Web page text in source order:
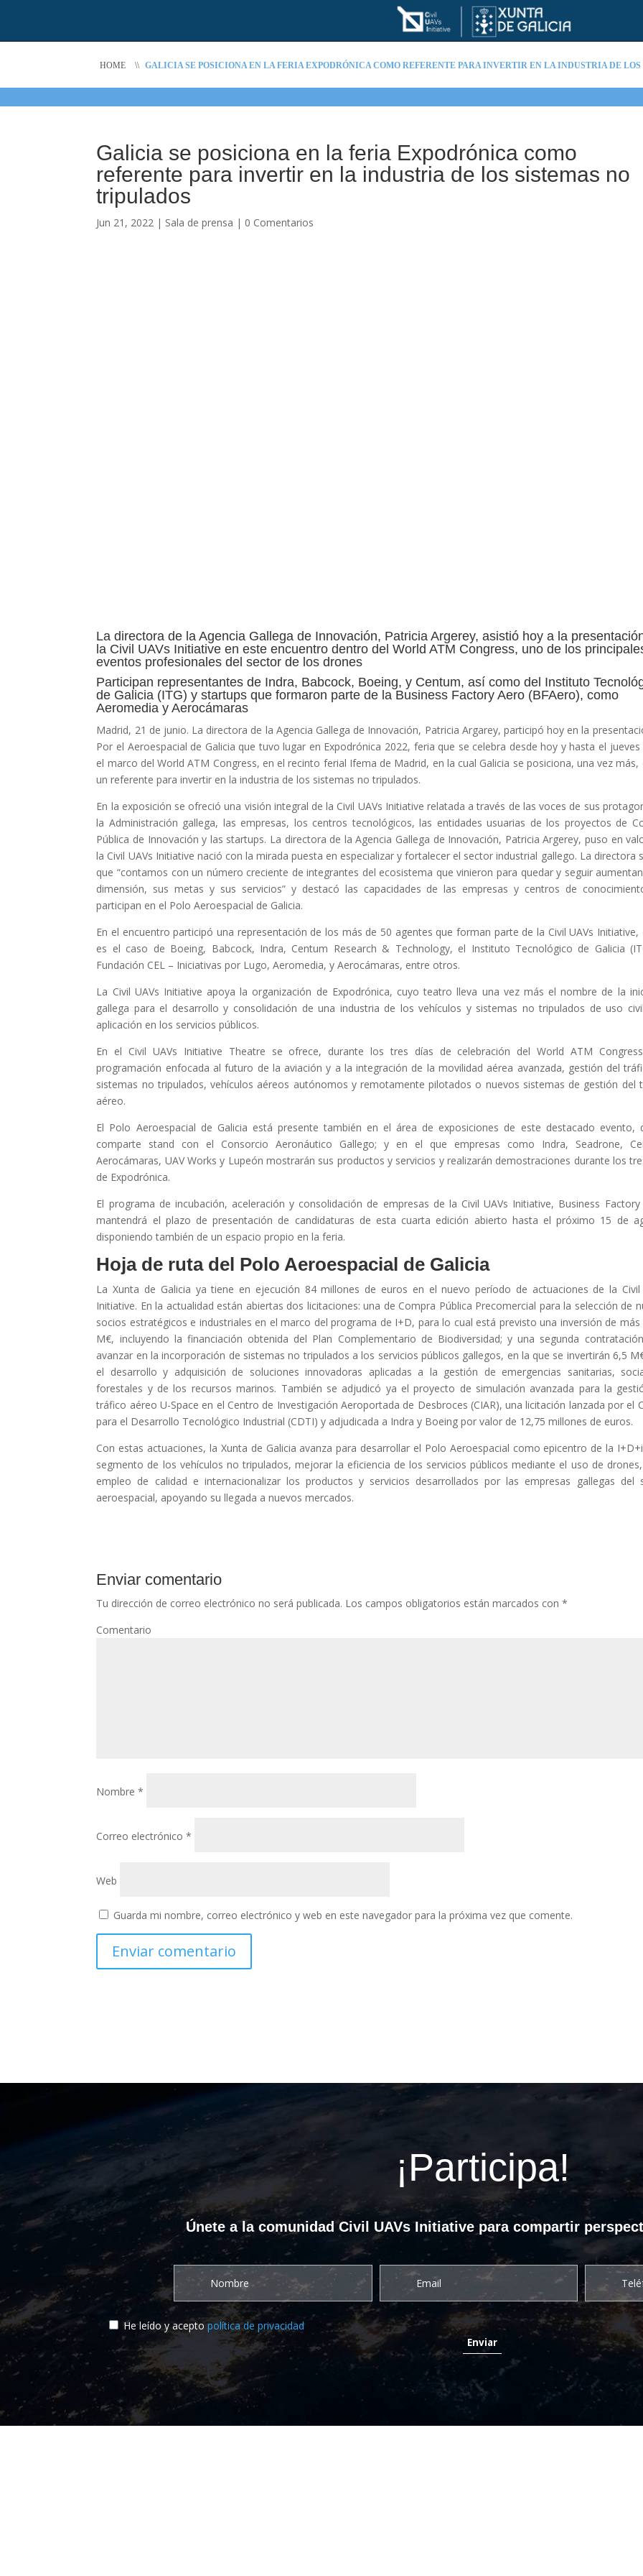
HOME \\ GALICIA SE POSICIONA EN LA FERIA EXPODRÓNICA COMO REFERENTE PARA INVERTIR EN LA INDUSTRIA DE
Galicia se posiciona en la feria Expodrónica como
referente para invertir en la industria de los sistemas no
tripulados
Jun 21, 2022 | Sala de prensa | 0 Comentarios
La directora de la Agencia Gallega de Innovación, Patricia Argerey, asistió hoy a la
la Civil UAVs Initiative en este encuentro dentro del World ATM Congress, uno de los
eventos profesionales del sector de los drones
Participan representantes de Indra, Babcock, Boeing, y Centum, así como del Instituto
de Galicia (ITG) y startups que formaron parte de la Business Factory Aero (BFAero), como
Aeromedia y Aerocámaras
Madrid, 21 de junio. La directora de la Agencia Gallega de Innovación, Patricia Argarey, participó hoy en la
Por el Aeroespacial de Galicia que tuvo lugar en Expodrónica 2022, feria que se celebra desde hoy y hasta el jueves
el marco del World ATM Congress, en el recinto ferial Ifema de Madrid, en la cual Galicia se posiciona, una vez
un referente para invertir en la industria de los sistemas no tripulados.
En la exposición se ofreció una visión integral de la Civil UAVs Initiative relatada a través de las voces de sus
la Administración gallega, las empresas, los centros tecnológicos, las entidades usuarias de los proyectos de
Pública de Innovación y las startups. La directora de la Agencia Gallega de Innovación, Patricia Argerey, puso en
la Civil UAVs Initiative nació con la mirada puesta en especializar y fortalecer el sector industrial gallego. La directora
que “contamos con un número creciente de integrantes del ecosistema que vinieron para quedar y seguir
dimensión, sus metas y sus servicios” y destacó las capacidades de las empresas y centros de
participan en el Polo Aeroespacial de Galicia.
En el encuentro participó una representación de los más de 50 agentes que forman parte de la Civil UAVs
es el caso de Boeing, Babcock, Indra, Centum Research & Technology, el Instituto Tecnológico de Galicia
Fundación CEL – Iniciativas por Lugo, Aeromedia, y Aerocámaras, entre otros.
La Civil UAVs Initiative apoya la organización de Expodrónica, cuyo teatro lleva una vez más el nombre de la
gallega para el desarrollo y consolidación de una industria de los vehículos y sistemas no tripulados de uso
aplicación en los servicios públicos.
En el Civil UAVs Initiative Theatre se ofrece, durante los tres días de celebración del World ATM
programación enfocada al futuro de la aviación y a la integración de la movilidad aérea avanzada, gestión del
sistemas no tripulados, vehículos aéreos autónomos y remotamente pilotados o nuevos sistemas de gestión del
aéreo.
El Polo Aeroespacial de Galicia está presente también en el área de exposiciones de este destacado evento,
comparte stand con el Consorcio Aeronáutico Gallego; y en el que empresas como Indra, Seadrone,
Aerocámaras, UAV Works y Lupeón mostrarán sus productos y servicios y realizarán demostraciones durante los
de Expodrónica.
El programa de incubación, aceleración y consolidación de empresas de la Civil UAVs Initiative, Business
mantendrá el plazo de presentación de candidaturas de esta cuarta edición abierto hasta el próximo 15 de
disponiendo también de un espacio propio en la feria.
Hoja de ruta del Polo Aeroespacial de Galicia
La Xunta de Galicia ya tiene en ejecución 84 millones de euros en el nuevo período de actuaciones de la Civil
Initiative. En la actualidad están abiertas dos licitaciones: una de Compra Pública Precomercial para la selección de
socios estratégicos e industriales en el marco del programa de I+D, para lo cual está previsto una inversión de más
M€, incluyendo la financiación obtenida del Plan Complementario de Biodiversidad; y una segunda
avanzar en la incorporación de sistemas no tripulados a los servicios públicos gallegos, en la que se invertirán 6,5
el desarrollo y adquisición de soluciones innovadoras aplicadas a la gestión de emergencias sanitarias,
forestales y de los recursos marinos. También se adjudicó ya el proyecto de simulación avanzada para la
tráfico aéreo U-Space en el Centro de Investigación Aeroportada de Desbroces (CIAR), una licitación lanzada por el
para el Desarrollo Tecnológico Industrial (CDTI) y adjudicada a Indra y Boeing por valor de 12,75 millones de euros.
Con estas actuaciones, la Xunta de Galicia avanza para desarrollar el Polo Aeroespacial como epicentro de la
segmento de los vehículos no tripulados, mejorar la eficiencia de los servicios públicos mediante el uso de
empleo de calidad e internacionalizar los productos y servicios desarrollados por las empresas gallegas del
aeroespacial, apoyando su llegada a nuevos mercados.
Enviar comentario
Tu dirección de correo electrónico no será publicada. Los campos obligatorios están marcados con*
Nombre*
Correo electrónico*
Web
Guarda mi nombre, correo electrónico y web en este navegador para la próxima vez que comente.
¡Participa!
Únete a la comunidad Civil UAVs Initiative para compartir
He leído y aceptopolítica de privacidad